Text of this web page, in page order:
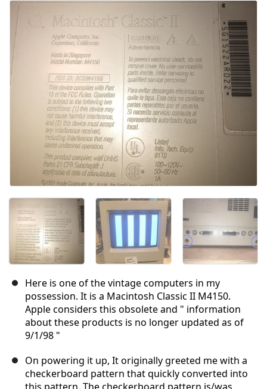
Here is one of the vintage computers in my
possession. It is a Macintosh Classic II M4150.
Apple considers this obsolete and " information
about these products is no longer updated as of
9/1/98 "
On powering it up, It originally greeted me with a
checkerboard pattern that quickly converted into
this pattern. The checkerboard pattern is/was